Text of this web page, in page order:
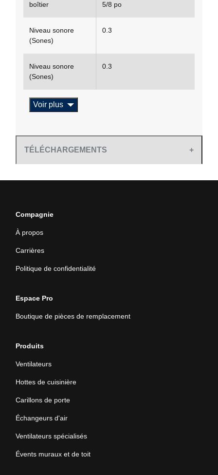
boîtier
5/8 po
Niveau sonore
(Sones)
0.3
Niveau sonore
(Sones)
0.3
Voir plus
TÉLÉCHARGEMENTS
Compagnie
À propos
Carrières
Politique de confidentialité
Espace Pro
Boutique de pièces de remplacement
Produits
Ventilateurs
Hottes de cuisinière
Carillons de porte
Échangeurs d'air
Ventilateurs spécialisés
Évents muraux et de toit